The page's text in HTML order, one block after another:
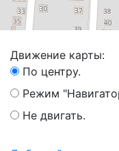
Движение карты:
По центру.
Режим
Не двигать.